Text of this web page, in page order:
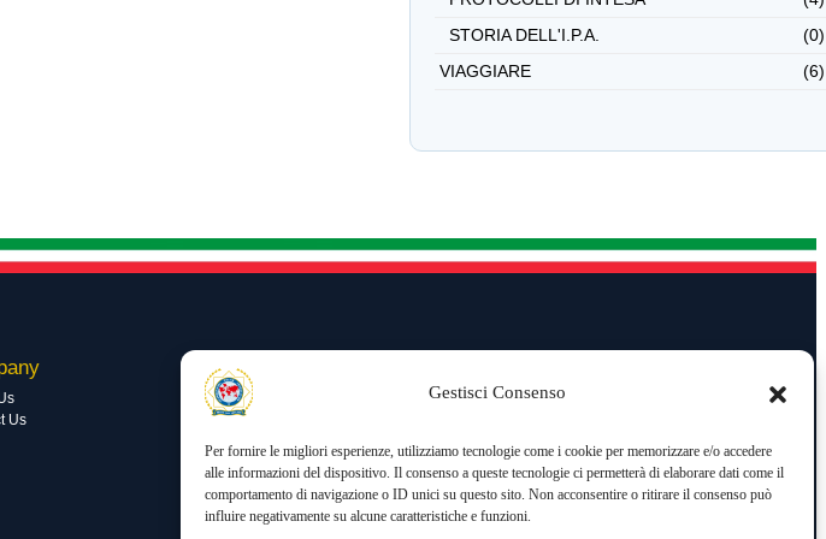
Gestisci Consenso
Per fornire le migliori esperienze, utilizziamo tecnologie come i cookie per memorizzare e/o accedere
alle informazioni del dispositivo. Il consenso a queste tecnologie ci permetterà di elaborare dati come il
comportamento di navigazione o ID unici su questo sito. Non acconsentire o ritirare il consenso può
influire negativamente su alcune caratteristiche e funzioni.
STORIA DELL'I.P.A.
(0)
VIAGGIARE
(6)
Us
Utility
Visite di oggi: 53
Nome utente o indirizzo email
Ricordami